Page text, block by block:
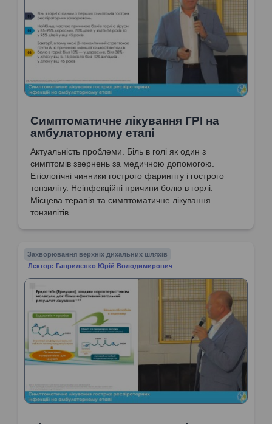
Симптоматичне лікування ГРІ на
амбулаторному етапі
Актуальність проблеми. Біль в голі як один з
симптомів звернень за медичною допомогою.
Етіологічні чинники гострого фарингіту і гострого
тонзиліту. Неінфекційні причини болю в горлі.
Місцева терапія та симптоматичне лікування
тонзилітів.
Захворювання верхніх дихальних шляхів
Лектор: Гавриленко Юрій Володимирович